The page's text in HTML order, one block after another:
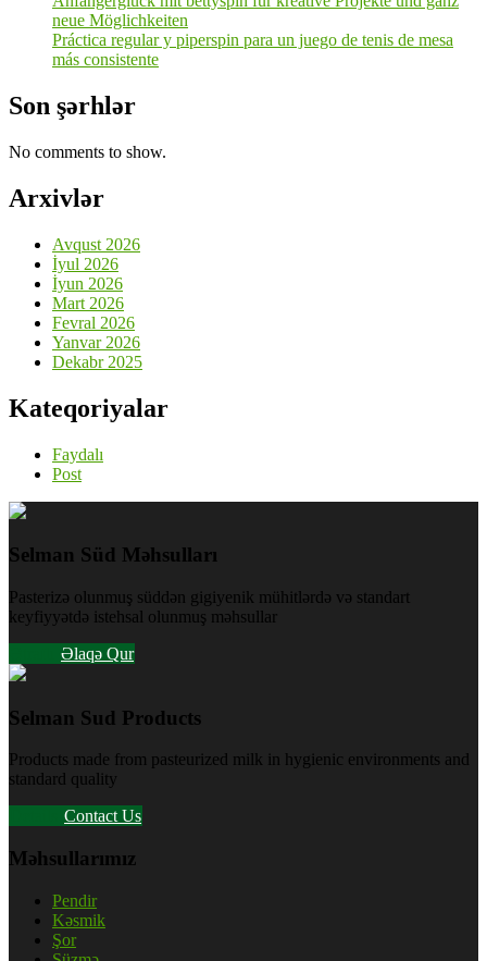
neue Möglichkeiten
Práctica regular y piperspin para un juego de tenis de mesa
más consistente
Son şərhlər
No comments to show.
Arxivlər
Avqust 2026
İyul 2026
İyun 2026
Mart 2026
Fevral 2026
Yanvar 2026
Dekabr 2025
Kateqoriyalar
Faydalı
Post
Selman Süd Məhsulları
Pasterizə olunmuş süddən gigiyenik mühitlərdə və standart
keyfiyyətdə istehsal olunmuş məhsullar
Əlaqə Qur
Selman Sud Products
Products made from pasteurized milk in hygienic environments and
standard quality
Contact Us
Məhsullarımız
Pendir
Kəsmik
Şor